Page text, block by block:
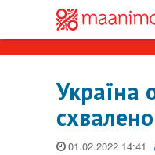
Україна
схвалено
01.02.2022